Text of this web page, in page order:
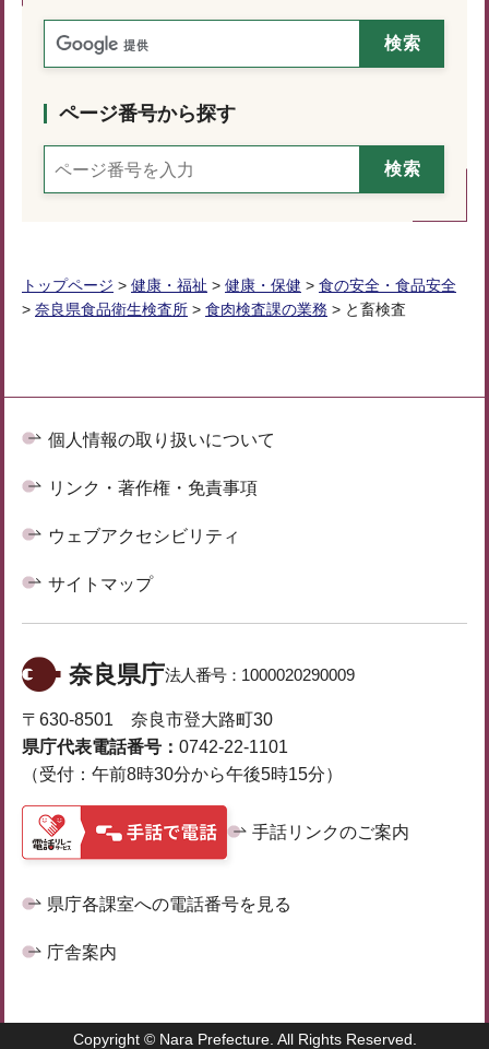
ページ番号から探す
トップページ > 健康・福祉 > 健康・保健 > 食の安全・食品安全
> 奈良県食品衛生検査所 > 食肉検査課の業務 > と畜検査
個人情報の取り扱いについて
リンク・著作権・免責事項
ウェブアクセシビリティ
サイトマップ
奈良県庁法人番号： 1000020290009
〒630-8501 奈良市登大路町30
県庁代表電話番号： 0742-22-1101
（受付：午前8時30分から午後5時15分）
手話リンクのご案内
県庁各課室への電話番号を見る
庁舎案内
Copyright © Nara Prefecture. All Rights Reserved.